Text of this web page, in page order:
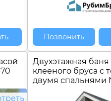
Позвонить
Двухэтажная баня
клееного бруса c
двумя